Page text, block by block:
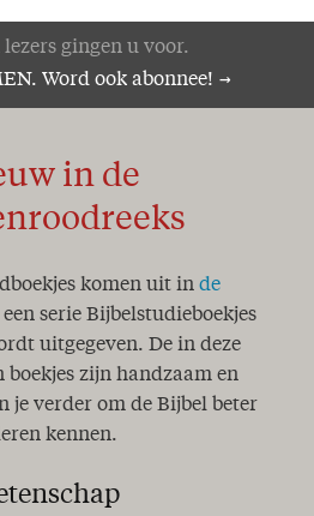
gingen u voor.
Word ook abonnee!
in de
komen uit in de
een serie Bijbelstudieboekjes
uitgegeven. De in deze
boekjes zijn handzaam en
je verder om de Bijbel beter
kennen.